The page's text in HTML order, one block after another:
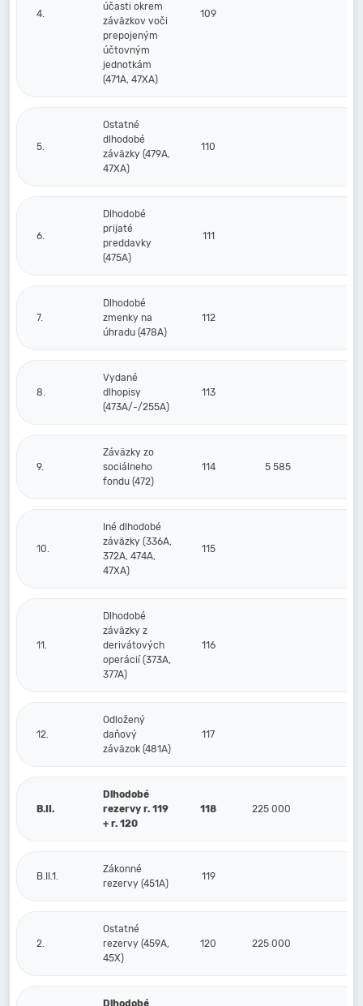
4.
účasti okrem
záväzkov voči
prepojeným
účtovným
jednotkám
(471A, 47XA)
109
5.
Ostatné
dlhodobé
záväzky (479A,
47XA)
110
6.
Dlhodobé
prijaté
preddavky
(475A)
111
7.
Dlhodobé
zmenky na
úhradu (478A)
112
8.
Vydané
dlhopisy
(473A/-/255A)
113
9.
Záväzky zo
sociálneho
fondu (472)
114 5 585
10.
Iné dlhodobé
záväzky (336A,
372A, 474A,
47XA)
115
11.
Dlhodobé
záväzky z
derivátových
operácií (373A,
377A)
116
12.
Odložený
daňový
záväzok (481A)
117
B.II.
Dlhodobé
rezervy r. 119
+ r. 120
118 225 000
B.II.1.
Zákonné
rezervy (451A)
119
2.
Ostatné
rezervy (459A,
45X)
120 225 000
Dlhodobé